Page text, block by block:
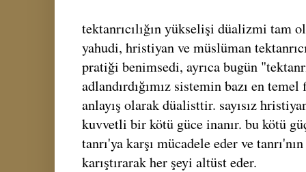
tektanrıcılığın yükselişi düalizmi tam
yahudi, hristiyan ve müslüman
pratiği benimsedi, ayrıca bugün
adlandırdığımız sistemin bazı en
anlayış olarak düalisttir. sayısız
kuvvetli bir kötü güce inanır. bu kötü
tanrı'ya karşı mücadele eder ve
karıştırarak her şeyi altüst eder.